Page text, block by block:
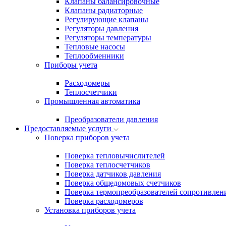
Клапаны радиаторные
Регулирующие клапаны
Регуляторы давления
Регуляторы температуры
Тепловые насосы
Теплообменники
Приборы учета
Расходомеры
Теплосчетчики
Промышленная автоматика
Преобразователи давления
Предоставляемые услуги
Поверка приборов учета
Поверка тепловычислителей
Поверка теплосчетчиков
Поверка датчиков давления
Поверка общедомовых счетчиков
Поверка термопреобразователей
Поверка расходомеров
Установка приборов учета